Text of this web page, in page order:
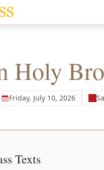
Mass of South Florida
Holy
Friday, July 10, 2026
Texts